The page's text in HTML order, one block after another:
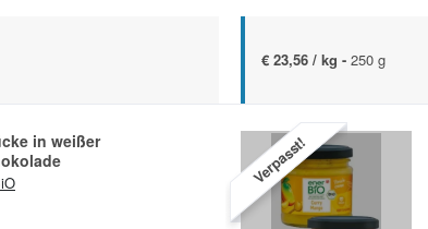
€ 23,56 / kg - 250 g
in weißer
Verpasst!